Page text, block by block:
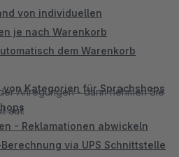
von individuellen
je nach Warenkorb
dem Warenkorb
Kategorien für Sprachshops
- Reklamationen abwickeln
via UPS Schnittstelle
Anregungen - dann nehmen Sie
auf.